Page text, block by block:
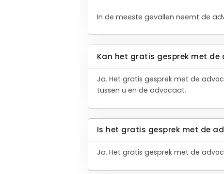
In de meeste gevallen neemt de
Kan het gratis gesprek met
Ja. Het gratis gesprek met de
tussen u en de advocaat.
Is het gratis gesprek met de
Ja. Het gratis gesprek met de